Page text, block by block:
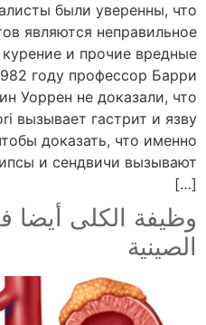
были уверенны, что
являются неправильное
курение и прочие вредные
году профессор Барри
Уоррен не доказали, что
вызывает гастрит и язву
доказать, что именно
и сендвичи вызывают
[…]
وظيفة الكلى أيضا
الصينية